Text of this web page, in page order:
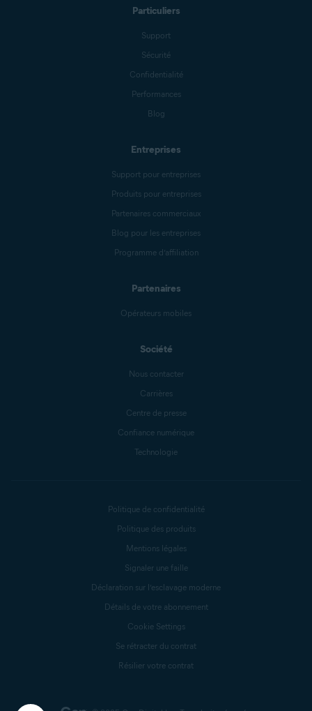
Particuliers
Support
Sécurité
Confidentialité
Performances
Blog
Entreprises
Support pour entreprises
Produits pour entreprises
Partenaires commerciaux
Blog pour les entreprises
Programme d’affiliation
Partenaires
Opérateurs mobiles
Société
Nous contacter
Carrières
Centre de presse
Confiance numérique
Technologie
Politique de confidentialité
Politique des produits
Mentions légales
Signaler une faille
Déclaration sur l’esclavage moderne
Détails de votre abonnement
Cookie Settings
Se rétracter du contrat
Résilier votre contrat